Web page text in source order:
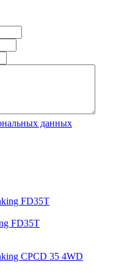
данных
FD35T